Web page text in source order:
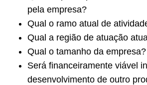
pela empresa?
Qual o ramo atual de
Qual a região de atuação
Qual o tamanho da empresa?
Será financeiramente viável
desenvolvimento de outro